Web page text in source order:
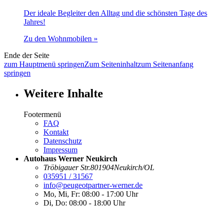
Der ideale Begleiter den Alltag und die schönsten Tage des
Jahres!
Zu den Wohnmobilen »
Ende der Seite
zum Hauptmenü springenZum Seiteninhaltzum Seitenanfang
springen
Weitere Inhalte
Footermenü
FAQ
Kontakt
Datenschutz
Impressum
Autohaus Werner Neukirch
Tröbigauer Str.801904Neukirch/OL
035951 / 31567
info@peugeotpartner-werner.de
Mo, Mi, Fr: 08:00 - 17:00 Uhr
Di, Do: 08:00 - 18:00 Uhr